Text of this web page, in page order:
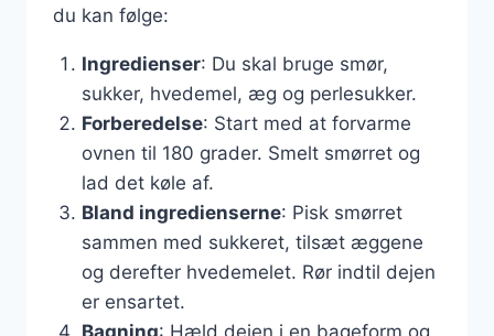
du kan følge:
Ingredienser: Du skal bruge smør,
sukker, hvedemel, æg og perlesukker.
Forberedelse: Start med at forvarme
ovnen til 180 grader. Smelt smørret og
lad det køle af.
Bland ingredienserne: Pisk smørret
sammen med sukkeret, tilsæt æggene
og derefter hvedemelet. Rør indtil dejen
er ensartet.
Bagning: Hæld dejen i en bageform og